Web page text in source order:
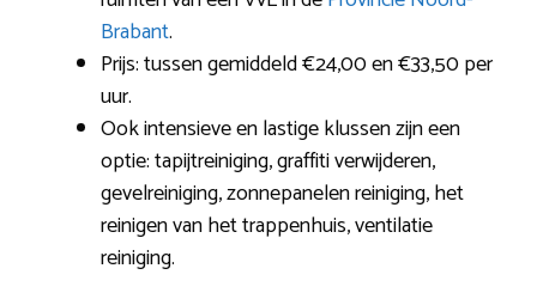
Brabant.
Prijs: tussen gemiddeld €24,00 en €33,50 per
uur.
Ook intensieve en lastige klussen zijn een
optie: tapijtreiniging, graffiti verwijderen,
gevelreiniging, zonnepanelen reiniging, het
reinigen van het trappenhuis, ventilatie
reiniging.